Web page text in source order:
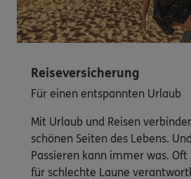
Reiseversicherung
Für einen entspannten Urlaub
Mit Urlaub und Reisen
schönen Seiten des Lebens.
Passieren kann immer was.
für schlechte Laune